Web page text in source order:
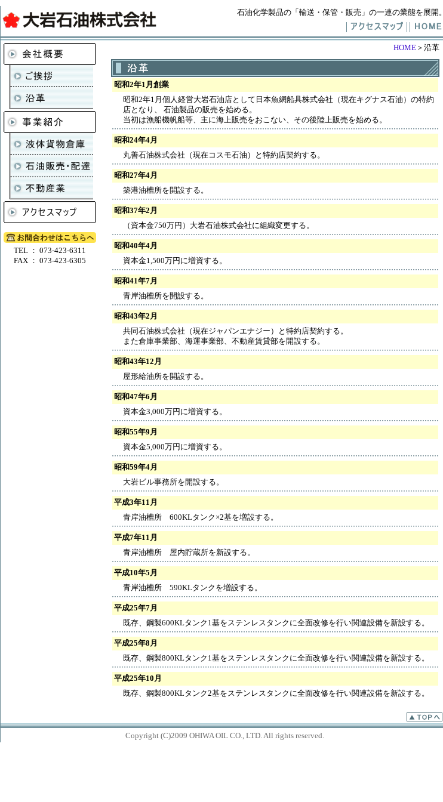
石油化学製品の「輸送・保管・販売」の一連の業態を展開。
TEL ： 073-423-6311
FAX ： 073-423-6305
HOME ＞沿革
昭和2年1月創業
昭和2年1月個人経営大岩石油店として日本魚網船具株式会社（現在キグナス石油）の特約
店となり、 石油製品の販売を始める。
当初は漁船機帆船等、主に海上販売をおこない、その後陸上販売を始める。
昭和24年4月
丸善石油株式会社（現在コスモ石油）と特約店契約する。
昭和27年4月
築港油槽所を開設する。
昭和37年2月
（資本金750万円）大岩石油株式会社に組織変更する。
昭和40年4月
資本金1,500万円に増資する。
昭和41年7月
青岸油槽所を開設する。
昭和43年2月
共同石油株式会社（現在ジャパンエナジー）と特約店契約する。
また倉庫事業部、海運事業部、不動産賃貸部を開設する。
昭和43年12月
屋形給油所を開設する。
昭和47年6月
資本金3,000万円に増資する。
昭和55年9月
資本金5,000万円に増資する。
昭和59年4月
大岩ビル事務所を開設する。
平成3年11月
青岸油槽所 600KLタンク×2基を増設する。
平成7年11月
青岸油槽所 屋内貯蔵所を新設する。
平成10年5月
青岸油槽所 590KLタンクを増設する。
平成25年7月
既存、鋼製600KLタンク1基をステンレスタンクに全面改修を行い関連設備を新設する。
平成25年8月
既存、鋼製800KLタンク1基をステンレスタンクに全面改修を行い関連設備を新設する。
平成25年10月
既存、鋼製800KLタンク2基をステンレスタンクに全面改修を行い関連設備を新設する。
Copyright (C)2009 OHIWA OIL CO., LTD. All rights reserved.